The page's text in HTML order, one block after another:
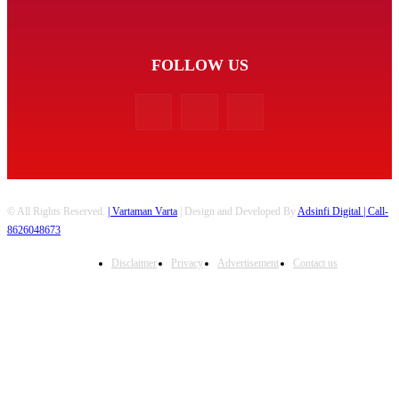
FOLLOW US
© All Rights Reserved. | Vartaman Varta | Design and Developed ByAdsinfi Digital | Call-
8626048673
Disclaimer Privacy Advertisement Contact us